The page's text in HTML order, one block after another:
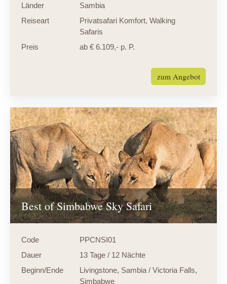
Länder
Sambia
Reiseart
Privatsafari Komfort, Walking
Safaris
Preis
ab € 6.109,- p. P.
zum Angebot
Best of Simbabwe Sky Safari
Code
PPCNSI01
Dauer
13 Tage / 12 Nächte
Beginn/Ende
Livingstone, Sambia / Victoria Falls,
Simbabwe